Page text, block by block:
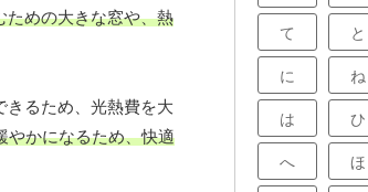
ための大きな窓や、熱
きるため、光熱費を大
やかになるため、快適
て と
に ね
は ひ
へ ほ